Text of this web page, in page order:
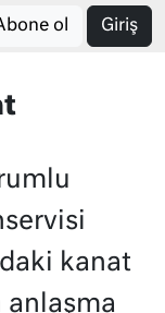
ol Giriş
kanat